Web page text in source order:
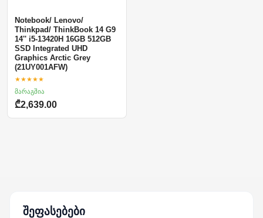
Notebook/ Lenovo/
Thinkpad/ ThinkBook 14 G9
14'' i5-13420H 16GB 512GB
SSD Integrated UHD
Graphics Arctic Grey
(21UY001AFW)
★★★★★
მარაგშია
₾2,639.00
შეფასებები